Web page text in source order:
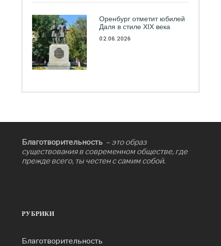
Оренбург отметит юбилей
Даля в стиле XIX века
02.06.2026
Благотворительность – это образ
существования в современном обществе, где
прежде всего, ты честен с самим собой.
РУБРИКИ
Благотворительность